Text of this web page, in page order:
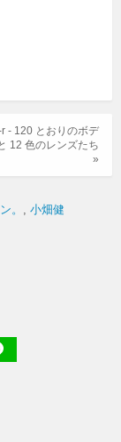
r - 120 とおりのボデ
12 色のレンズたち
»
。 小畑健